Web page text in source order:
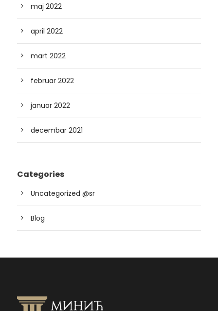
maj 2022
april 2022
mart 2022
februar 2022
januar 2022
decembar 2021
Categories
Uncategorized @sr
Blog